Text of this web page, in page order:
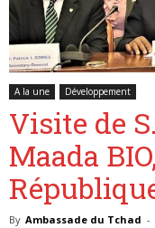
A la une Développement
Visite de
Maada
By Ambassade du Tchad -